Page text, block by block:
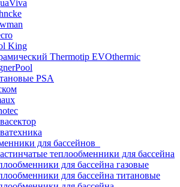
King
Thermotip EVOthermic
PSA
для бассейнов
теплообменники для бассейна
для бассейна газовые
для бассейна титановые